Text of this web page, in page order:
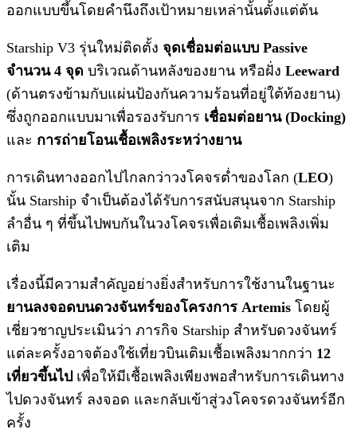
ออกแบบขึ้นโดยคำนึงถึงเป้าหมายเหล่านั้นตั้งแต่ต้น
Starship V3 รุ่นใหม่ติดตั้ง จุดเชื่อมต่อแบบ Passive
จำนวน 4 จุด บริเวณด้านหลังของยาน หรือฝั่ง Leeward
(ด้านตรงข้ามกับแผ่นป้องกันความร้อนที่อยู่ใต้ท้องยาน)
ซึ่งถูกออกแบบมาเพื่อรองรับการ เชื่อมต่อยาน (Docking)
และ การถ่ายโอนเชื้อเพลิงระหว่างยาน
การเดินทางออกไปไกลกว่าวงโคจรต่ำของโลก (LEO)
นั้น Starship จำเป็นต้องได้รับการสนับสนุนจาก Starship
ลำอื่น ๆ ที่ขึ้นไปพบกันในวงโคจรเพื่อเติมเชื้อเพลิงเพิ่ม
เติม
เรื่องนี้มีความสำคัญอย่างยิ่งสำหรับการใช้งานในฐานะ
ยานลงจอดบนดวงจันทร์ของโครงการ Artemis โดยผู้
เชี่ยวชาญประเมินว่า ภารกิจ Starship สำหรับดวงจันทร์
แต่ละครั้งอาจต้องใช้เที่ยวบินเติมเชื้อเพลิงมากกว่า 12
เที่ยวขึ้นไป เพื่อให้มีเชื้อเพลิงเพียงพอสำหรับการเดินทาง
ไปดวงจันทร์ ลงจอด และกลับเข้าสู่วงโคจรดวงจันทร์อีก
ครั้ง